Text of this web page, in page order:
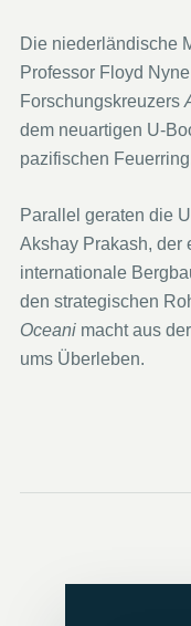
Die niederländische
Professor Floyd
Forschungskreuzers
dem neuartigen U-
pazifischen
Parallel geraten die
Akshay Prakash, der
internationale
den strategischen
Oceani macht aus
ums Überleben.